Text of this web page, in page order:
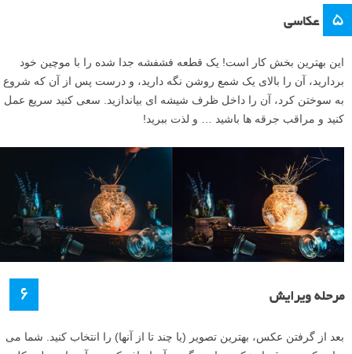
عکاسی
این بهترین بخش کار است! یک قطعه فشفشه جدا شده را با موچین خود
به سوختن کرد، آن را داخل ظرف شیشه ای بیاندازید. سعی کنید سریع عمل